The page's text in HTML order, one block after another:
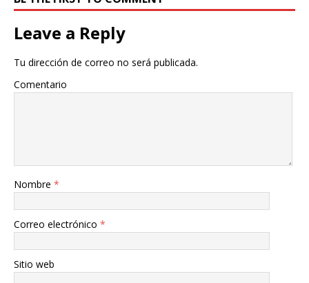
Leave a Reply
Tu dirección de correo no será publicada.
Comentario
Nombre *
Correo electrónico *
Sitio web